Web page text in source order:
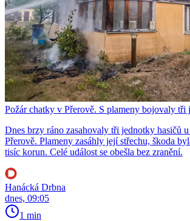
Požár chatky v Přerově. S plameny bojovaly tři
Dnes brzy ráno zasahovaly tři jednotky hasičů
Přerově. Plameny zasáhly její střechu, škoda
tisíc korun. Celé událost se obešla bez zranění.
Hanácká Drbna
dnes, 09:05
1 min